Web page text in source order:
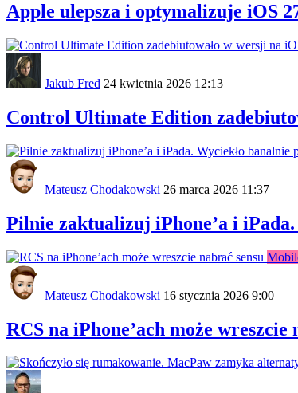
Apple ulepsza i optymalizuje iOS
Jakub Fred 24 kwietnia 2026 12:13
Control Ultimate Edition
Mateusz Chodakowski 26 marca 2026 11:37
Pilnie zaktualizuj iPhone’a i
Mateusz Chodakowski 16 stycznia 2026 9:00
RCS na iPhone’ach może wreszcie